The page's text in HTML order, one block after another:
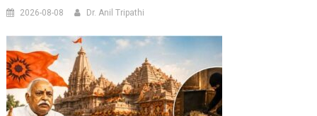
2026-08-08 Dr. Anil Tripathi